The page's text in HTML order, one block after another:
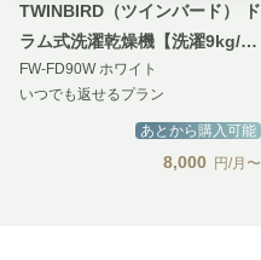
TWINBIRD（ツインバード） ド
ラム式洗濯乾燥機【洗濯9kg/乾
燥4.5kg】
FW-FD90W ホワイト
いつでも返せるプラン
あとから購入可能
8,000 円/月〜